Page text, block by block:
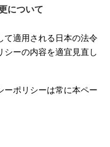
について
て適用される日本の法令
シーの内容を適宜見直し
ーポリシーは常に本ペー